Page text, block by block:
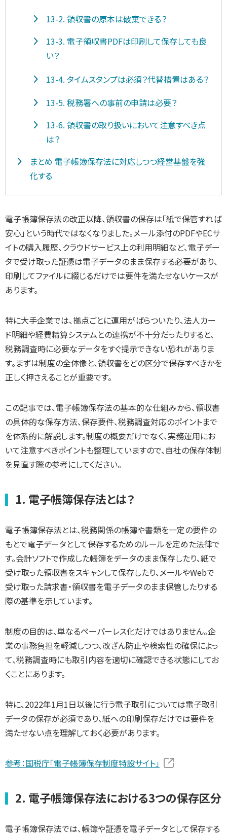
13-2. 領収書の原本は破棄できる？
13-3. 電子領収書PDFは印刷して保存しても良
い？
13-4. タイムスタンプは必須？代替措置はある？
13-5. 税務署への事前の申請は必要？
13-6. 領収書の取り扱いにおいて注意すべき点
は？
まとめ 電子帳簿保存法に対応しつつ経営基盤を強
化する
電子帳簿保存法の改正以降、領収書の保存は「紙で保管すれば
安心」という時代ではなくなりました。メール添付のPDFやECサ
イトの購入履歴、クラウドサービス上の利用明細など、電子デー
タで受け取った証憑は電子データのまま保存する必要があり、
印刷してファイルに綴じるだけでは要件を満たせないケースが
あります。
特に大手企業では、拠点ごとに運用がばらついたり、法人カー
ド明細や経費精算システムとの連携が不十分だったりすると、
税務調査時に必要なデータをすぐ提示できない恐れがありま
す。まずは制度の全体像と、領収書をどの区分で保存すべきかを
正しく押さえることが重要です。
この記事では、電子帳簿保存法の基本的な仕組みから、領収書
の具体的な保存方法、保存要件、税務調査対応のポイントまで
を体系的に解説します。制度の概要だけでなく、実務運用にお
いて注意すべきポイントも整理していますので、自社の保存体制
を見直す際の参考にしてください。
1. 電子帳簿保存法とは？
電子帳簿保存法とは、税務関係の帳簿や書類を一定の要件の
もとで電子データとして保存するためのルールを定めた法律で
す。会計ソフトで作成した帳簿をデータのまま保存したり、紙で
受け取った領収書をスキャンして保存したり、メールやWebで
受け取った請求書・領収書を電子データのまま保管したりする
際の基準を示しています。
制度の目的は、単なるペーパーレス化だけではありません。企
業の事務負担を軽減しつつ、改ざん防止や検索性の確保によっ
て、税務調査時にも取引内容を適切に確認できる状態にしてお
くことにあります。
特に、2022年1月1日以後に行う電子取引については電子取引
データの保存が必須であり、紙への印刷保存だけでは要件を
満たせない点を理解しておく必要があります。
参考：国税庁「電子帳簿保存制度特設サイト」
2. 電子帳簿保存法における3つの保存区分
電子帳簿保存法では、帳簿や証憑を電子データとして保存する